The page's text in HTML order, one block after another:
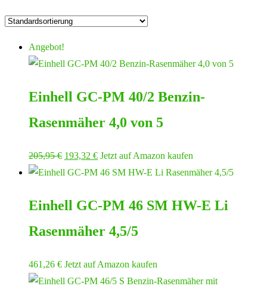
Angebot!
Einhell GC-PM 40/2 Benzin-
Rasenmäher 4,0 von 5
205,95€ Ursprünglicher
Preis
205,95 €
193,32 €Aktueller
Preis
193,32 €.
Jetzt auf Amazon kaufen
Einhell GC-PM 46 SM HW-E Li
Rasenmäher 4,5/5
461,26 € Jetzt auf Amazon kaufen